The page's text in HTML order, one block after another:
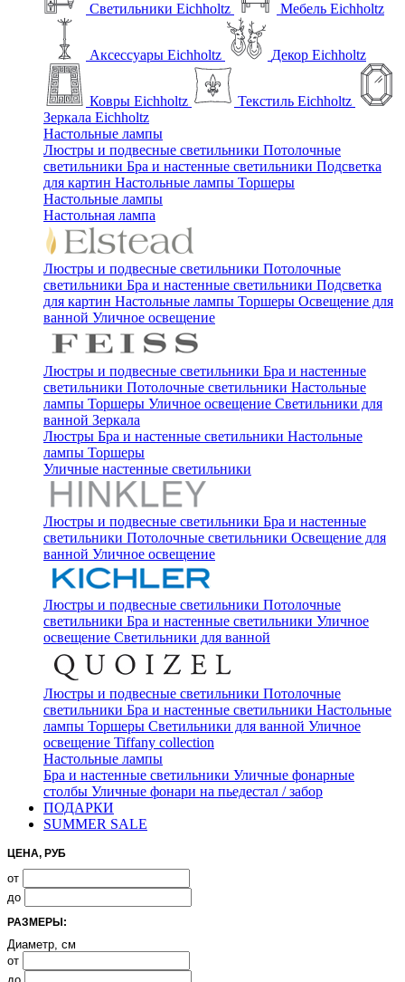
Светильники Eichholtz Мебель Eichholtz
Аксессуары Eichholtz Декор Eichholtz
Ковры Eichholtz
Текстиль Eichholtz
Зеркала Eichholtz
Настольные лампы
Люстры и подвесные светильники Потолочные
светильники Бра и настенные светильники Подсветка
для картин Настольные лампы Торшеры
Настольные лампы
Настольная лампа
Люстры и подвесные светильники Потолочные
светильники Бра и настенные светильники Подсветка
для картин Настольные лампы Торшеры Освещение для
ванной Уличное освещение
Люстры и подвесные светильники Бра и настенные
светильники Потолочные светильники Настольные
лампы Торшеры Уличное освещение Светильники для
ванной Зеркала
Люстры Бра и настенные светильники Настольные
лампы Торшеры
Уличные настенные светильники
Люстры и подвесные светильники Бра и настенные
светильники Потолочные светильники Освещение для
ванной Уличное освещение
Люстры и подвесные светильники Потолочные
светильники Бра и настенные светильники Уличное
освещение Светильники для ванной
Люстры и подвесные светильники Потолочные
светильники Бра и настенные светильники Настольные
лампы Торшеры Светильники для ванной Уличное
освещение Tiffany collection
Настольные лампы
Бра и настенные светильники Уличные фонарные
столбы Уличные фонари на пьедестал / забор
ПОДАРКИ
SUMMER SALE
ЦЕНА, РУБ
от
до
РАЗМЕРЫ:
Диаметр, см
от